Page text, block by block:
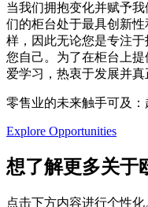
当我们拥抱变化并赋予
们的柜台处于最具创新
样，因此无论您是专注
您自己。为了在柜台上
爱学习，热衷于发展并真
零售业的未来触手可及：
Explore Opportunities
想了解更多关于
点击下方内容进行个性化